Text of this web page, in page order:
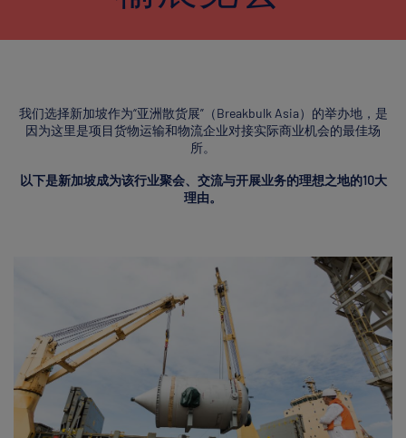
我们选择新加坡作为“亚洲散货展”（Breakbulk Asia）的举办地，是
因为这里是项目货物运输和物流企业对接实际商业机会的最佳场
所。
以下是新加坡成为该行业聚会、交流与开展业务的理想之地的10大
理由。